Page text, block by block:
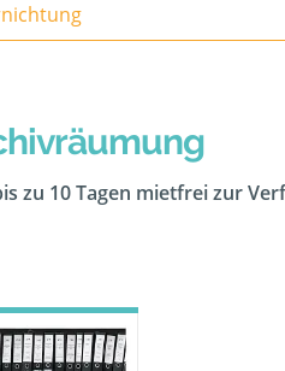
zu 10 Tagen mietfrei zur